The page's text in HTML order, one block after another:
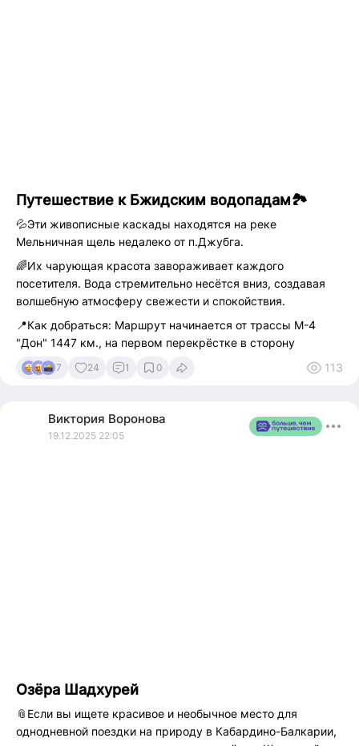
Путешествие к Бжидским водопадам🏞
💦Эти живописные каскады находятся на реке
Мельничная щель недалеко от п.Джубга.
🌈Их чарующая красота завораживает каждого
посетителя. Вода стремительно несётся вниз, создавая
волшебную атмосферу свежести и спокойствия.
📍Как добраться: Маршрут начинается от трассы М-4
"Дон" 1447 км., на первом перекрёстке в сторону
Геленджика, непосредственно после выезда из с. Бжид.
Какие-либо указатели отсутствуют, кроме баннера вдоль
7 24 1 0 113
Виктория Воронова
19.12.2025 22:05
Озёра Шадхурей
📎Если вы ищете красивое и необычное место для
однодневной поездки на природу в Кабардино-Балкарии,